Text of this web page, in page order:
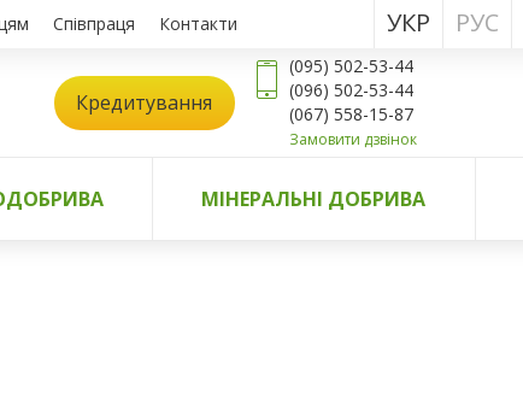
Співпраця Контакти РУС
УКР
Кредитування
(095) 502-53-44
(096) 502-53-44
(067) 558-15-87
Замовити дзвінок
МІНЕРАЛЬНІ ДОБРИВА